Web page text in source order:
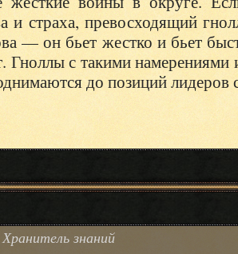
и страха, превосходящий
— он бьет жестко и бьет
Гноллы с такими
до позиций лидеров
Хранитель знаний